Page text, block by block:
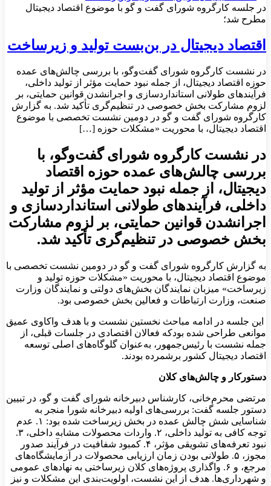
در جلسه کارگروه شورای گفت و گو با موضوع اقتصاد دیجیتال
مطرح شد؛
اقتصاد دیجیتال در بن‌بست تولید و زیرساخت
در نشست کارگروه شورای گفت‌وگو، با بررسی چالش‌های عمده
حوزه اقتصاد دیجیتال، از جمله نبود حمایت مؤثر از تولید داخلی،
فرآیندهای طولانی استانداردسازی و اجرانشدن قوانین حمایتی، بر
لزوم مشارکت بخش خصوصی در تنظیم‌گری تأکید شد. به گزارش
کارگروه شورای گفت و گو در دومین نشست تخصصی با موضوع
اقتصاد دیجیتال، با محوریت «مشکلات حوزه […]
در نشست کارگروه شورای گفت‌وگو، با
بررسی چالش‌های عمده حوزه اقتصاد
دیجیتال، از جمله نبود حمایت مؤثر از تولید
داخلی، فرآیندهای طولانی استانداردسازی و
اجرانشدن قوانین حمایتی، بر لزوم مشارکت
بخش خصوصی در تنظیم‌گری تأکید شد.
به گزارش کارگروه شورای گفت و گو در دومین نشست تخصصی با
موضوع اقتصاد دیجیتال، با محوریت «مشکلات حوزه تولید و
زیرساخت» میزبان نمایندگان بخش‌های دولتی و نمایندگان وزارت
صنعت، وزارت ارتباطات و فعالین بخش خصوصی بود.
این جلسه در ادامه مباحث نخستین نشست و با هدف واکاوی عمیق
موانعی طراحی شده بودکه فعالان اقتصادی در جلسات قبلی، از
جمله نشست با رئیس‌جمهور، به‌عنوان گلوگاه‌های اصلی توسعه
اقتصاد دیجیتال کشور برشمرده بودند.
دستورکار و چالش‌های کلان
مرتضی محرم‌خانی، کارشناس دبیرخانه شورای گفت و گو، در تبیین
دستور جلسه گفت: بررسی‌های اولیه دبیرخانه شورا منجر به
شناسایی شش چالش عمده در بخش زیرساخت شده بود: ۱. عدم
توجه کافی به تولید داخلی، ۲. واردات محصولات مشابه داخلی، ۳.
نبود تعرفه‌های تشویقی مؤثر، ۴. کمبود شفافیت در فرآیند صدور
مجوز، ۵. طولانی بودن زمان ارزیابی محصولات در آزمایشگاه‌های
مرجع، و ۶. واگذاری پروژه‌های کلان زیرساختی به نهادهای عمومی
و شهرداری‌ها. هدف از این نشست، اولویت‌بندی این مشکلات و نیز